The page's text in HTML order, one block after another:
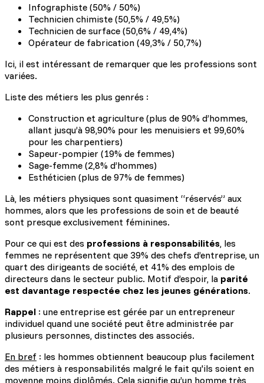
Infographiste (50% / 50%)
Technicien chimiste (50,5% / 49,5%)
Technicien de surface (50,6% / 49,4%)
Opérateur de fabrication (49,3% / 50,7%)
Ici, il est intéressant de remarquer que les professions sont
variées.
Liste des métiers les plus genrés :
Construction et agriculture (plus de 90% d’hommes,
allant jusqu’à 98,90% pour les menuisiers et 99,60%
pour les charpentiers)
Sapeur-pompier (19% de femmes)
Sage-femme (2,8% d’hommes)
Esthéticien (plus de 97% de femmes)
Là, les métiers physiques sont quasiment “réservés” aux
hommes, alors que les professions de soin et de beauté
sont presque exclusivement féminines.
Pour ce qui est des professions à responsabilités, les
femmes ne représentent que 39% des chefs d’entreprise, un
quart des dirigeants de société, et 41% des emplois de
directeurs dans le secteur public. Motif d’espoir, la parité
est davantage respectée chez les jeunes générations.
Rappel : une entreprise est gérée par un entrepreneur
individuel quand une société peut être administrée par
plusieurs personnes, distinctes des associés.
En bref : les hommes obtiennent beaucoup plus facilement
des métiers à responsabilités malgré le fait qu'ils soient en
moyenne moins diplômés. Cela signifie qu’un homme très